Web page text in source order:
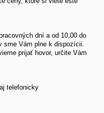
dní a od 10,00 do
sme Vám plne k dispozícii.
prijať hovor, určite Vám
telefonicky